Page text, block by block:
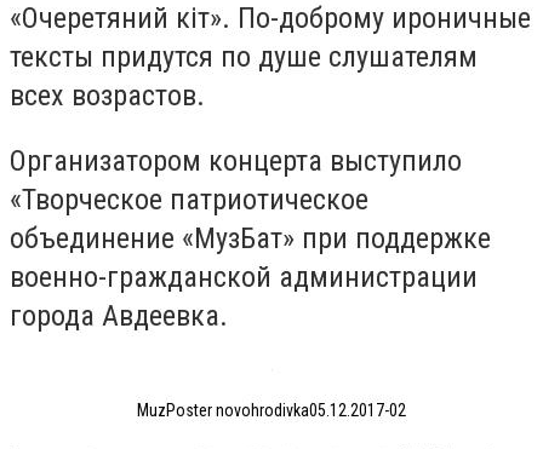
«Очеретяний кіт». По-доброму ироничные
тексты придутся по душе слушателям
всех возрастов.
Организатором концерта выступило
«Творческое патриотическое
объединение «МузБат» при поддержке
военно-гражданской администрации
города Авдеевка.
MuzPoster novohrodivka05.12.2017-02